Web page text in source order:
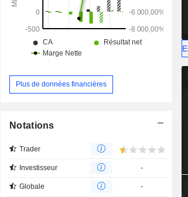
Plus de données financières
Notations
Trader
Investisseur -
Globale -